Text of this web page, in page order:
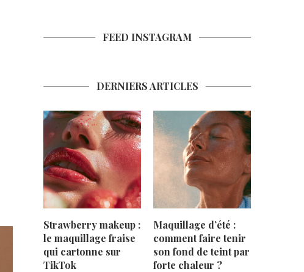
FEED INSTAGRAM
DERNIERS ARTICLES
Strawberry makeup :
le maquillage fraise
qui cartonne sur
TikTok
Maquillage d’été :
comment faire tenir
son fond de teint par
forte chaleur ?